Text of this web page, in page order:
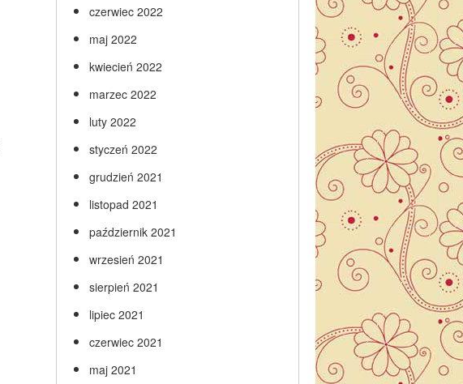
czerwiec 2022
maj 2022
kwiecień 2022
marzec 2022
luty 2022
styczeń 2022
grudzień 2021
listopad 2021
październik 2021
wrzesień 2021
sierpień 2021
lipiec 2021
czerwiec 2021
maj 2021